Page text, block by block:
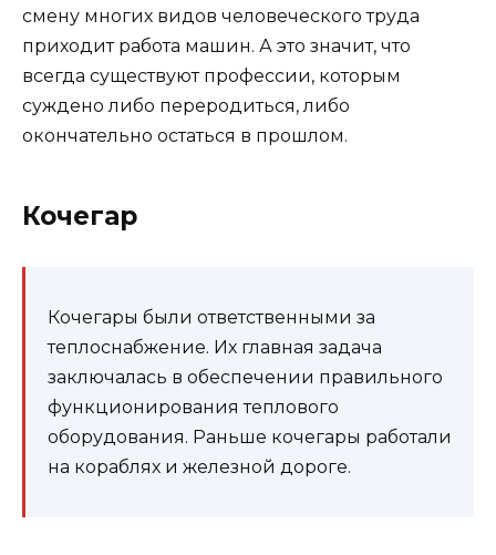
смену многих видов человеческого труда
приходит работа машин. А это значит, что
всегда существуют профессии, которым
суждено либо переродиться, либо
окончательно остаться в прошлом.
Кочегар
Кочегары были ответственными за
теплоснабжение. Их главная задача
заключалась в обеспечении правильного
функционирования теплового
оборудования. Раньше кочегары работали
на кораблях и железной дороге.